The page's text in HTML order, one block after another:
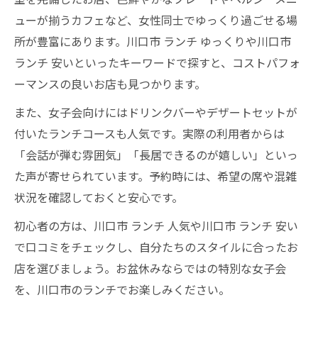
ューが揃うカフェなど、女性同士でゆっくり過ごせる場
所が豊富にあります。川口市 ランチ ゆっくりや川口市
ランチ 安いといったキーワードで探すと、コストパフォ
ーマンスの良いお店も見つかります。
また、女子会向けにはドリンクバーやデザートセットが
付いたランチコースも人気です。実際の利用者からは
「会話が弾む雰囲気」「長居できるのが嬉しい」といっ
た声が寄せられています。予約時には、希望の席や混雑
状況を確認しておくと安心です。
初心者の方は、川口市 ランチ 人気や川口市 ランチ 安い
で口コミをチェックし、自分たちのスタイルに合ったお
店を選びましょう。お盆休みならではの特別な女子会
を、川口市のランチでお楽しみください。